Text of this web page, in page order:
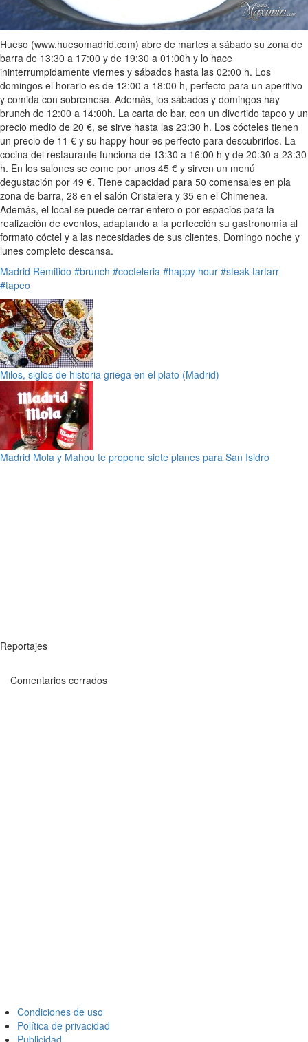
Hueso (www.huesomadrid.com) abre de martes a sábado su zona de
barra de 13:30 a 17:00 y de 19:30 a 01:00h y lo hace
ininterrumpidamente viernes y sábados hasta las 02:00 h. Los
domingos el horario es de 12:00 a 18:00 h, perfecto para un aperitivo
y comida con sobremesa. Además, los sábados y domingos hay
brunch de 12:00 a 14:00h. La carta de bar, con un divertido tapeo y un
precio medio de 20 €, se sirve hasta las 23:30 h. Los cócteles tienen
un precio de 11 € y su happy hour es perfecto para descubrirlos. La
cocina del restaurante funciona de 13:30 a 16:00 h y de 20:30 a 23:30
h. En los salones se come por unos 45 € y sirven un menú
degustación por 49 €. Tiene capacidad para 50 comensales en pla
zona de barra, 28 en el salón Cristalera y 35 en el Chimenea.
Además, el local se puede cerrar entero o por espacios para la
realización de eventos, adaptando a la perfección su gastronomía al
formato cóctel y a las necesidades de sus clientes. Domingo noche y
lunes completo descansa.
Madrid Remitido #brunch #cocteleria #happy hour #steak tartarr
#tapeo
Milos, siglos de historia griega en el plato (Madrid)
Madrid Mola y Mahou te propone siete planes para San Isidro
Reportajes
Comentarios cerrados
Condiciones de uso
Política de privacidad